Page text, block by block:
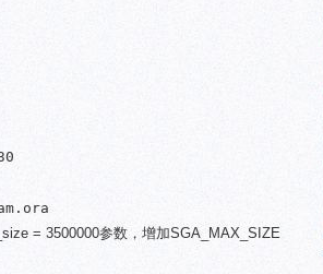
= 3500000参数，增加SGA_MAX_SIZE